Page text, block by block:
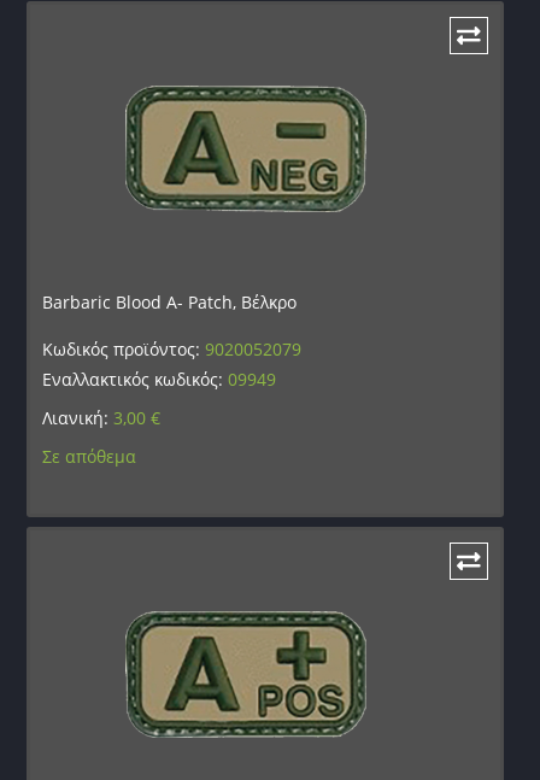
Barbaric Blood A- Patch, Βέλκρο
Κωδικός προϊόντος:9020052079
Εναλλακτικός κωδικός:09949
Λιανική: 3,00€
Σε απόθεμα